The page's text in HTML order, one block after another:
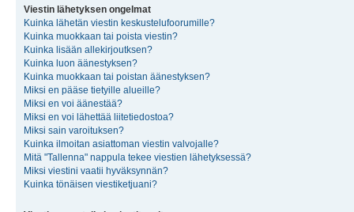
Viestin lähetyksen ongelmat
Kuinka lähetän viestin keskustelufoorumille?
Kuinka muokkaan tai poista viestin?
Kuinka lisään allekirjoutksen?
Kuinka luon äänestyksen?
Kuinka muokkaan tai poistan äänestyksen?
Miksi en pääse tietyille alueille?
Miksi en voi äänestää?
Miksi en voi lähettää liitetiedostoa?
Miksi sain varoituksen?
Kuinka ilmoitan asiattoman viestin valvojalle?
Mitä "Tallenna" nappula tekee viestien lähetyksessä?
Miksi viestini vaatii hyväksynnän?
Kuinka tönäisen viestiketjuani?